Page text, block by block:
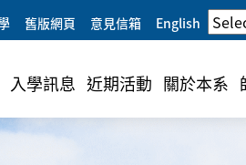
舊版網頁 意見信箱 English
入學訊息 近期活動 關於本系